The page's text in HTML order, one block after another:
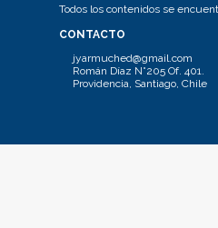
Todos los contenidos se
CONTACTO
jyarmuched@gmail.com
Román Díaz N°205 Of. 401.
Providencia, Santiago, Chile